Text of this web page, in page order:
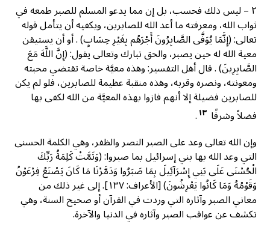
٢ – ليس ذلك فحسب، بل إن مما يدعو المسلم للصبر طمعه في
ثواب الله، ومعرفته ما أعد الله للصابرين، ويكفيه أن يتأمل قوله
تعالى: (إِنَّمَا يُوَفَّى الصَّابِرُونَ أَجْرَهُم بِغَيْرِ حِسَابٍ) . أو أن يستيقن
معية الله له حين يصبر، والحق تبارك وتعالى يقول: (إِنَّ اللَّهَ مَعَ
الصَّابِرِينَ) . قال أهل التفسير: وهذه معيَّة خاصة تقتضي محبته
ومعونته، ونصره وقربه، وهذه منقبة عظيمة للصابرين، فلو لم يكن
للصابرين فضيلة إلا أنهم فازوا بهذه المعيَّة من الله لكفى بها
فضلاً وشرفًا ١٣.
وإن الله تعالى وعد على الصبر النصر والظفر، وهي الكلمة الحسنى
التي وعد الله بها بني إسرائيل بما صبروا: (وَتَمَّتْ كَلِمَةُ رَبِّكَ
الْحُسْنَى عَلَى بَنِي إِسْرَآئِيلَ بِمَا صَبَرُوا وَدَمَّرْنَا مَا كَانَ يَصْنَعُ فِرْعَوْنُ
وَقَوْمُهُ وَمَا كَانُوا يَعْرِشُونَ) [الأعراف: ١٣٧]. إلى غير ذلك من
معاني الصبر وآثاره التي وردت في القرآن أو صحيح السنة، وهي
تكشف عن عواقب الصبر وآثاره في الدنيا والآخرة.